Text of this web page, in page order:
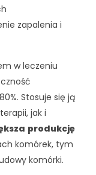
zapalenia i
w leczeniu
Stosuje się ją
jak i
produkcję
komórek, tym
komórki.